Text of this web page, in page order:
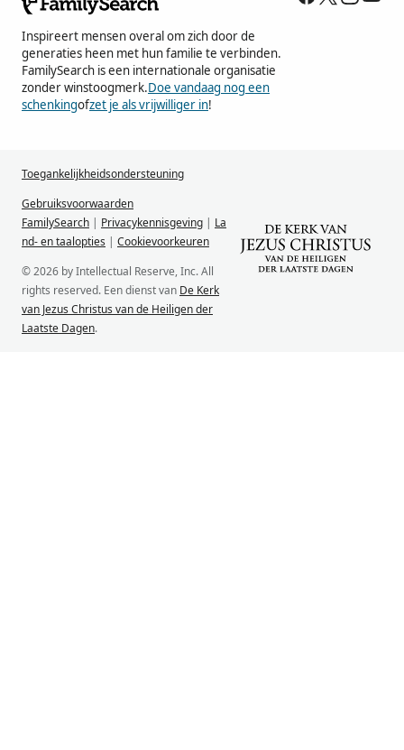
Inspireert mensen overal om zich door de
generaties heen met hun familie te verbinden.
FamilySearch is een internationale organisatie
zonder winstoogmerk.Doe vandaag nog een
schenkingofzet je als vrijwilliger in!
Toegankelijkheidsondersteuning
Gebruiksvoorwaarden
FamilySearch | Privacykennisgeving | La
nd- en taalopties | Cookievoorkeuren
© 2026 by Intellectual Reserve, Inc. All
rights reserved. Een dienst van De Kerk
van Jezus Christus van de Heiligen der
Laatste Dagen.